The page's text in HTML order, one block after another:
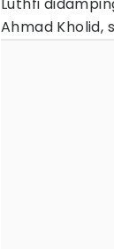
Ahmad Kholid,